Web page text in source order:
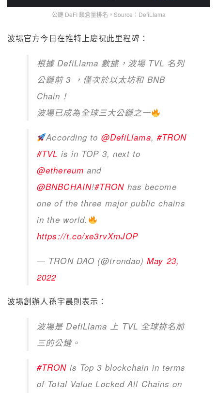
公鏈前 3 ，僅次於以太坊和 BNB
波場已成為全球三大公鏈之一
According to @DefiLlama,#TRON
#TVLis in TOP 3, next to
@ethereum
@BNBCHAIN!#TRONhas become
one of the three major public chains
in the world.
https://t.co/xe3rvXmJOP
— TRON DAO (@trondao)May 23,
2022
波場創辦人孫宇晨則表示：
波場是 DefiLlama 上 TVL 全球排名前
三的公鏈。
#TRONis Top 3 blockchain in terms
@DefiLlama.#TRX
pic.twitter.com/cbYf0M7IgG
— H.E. Justin Sun 🅣
(@justinsuntron)May 23, 2022